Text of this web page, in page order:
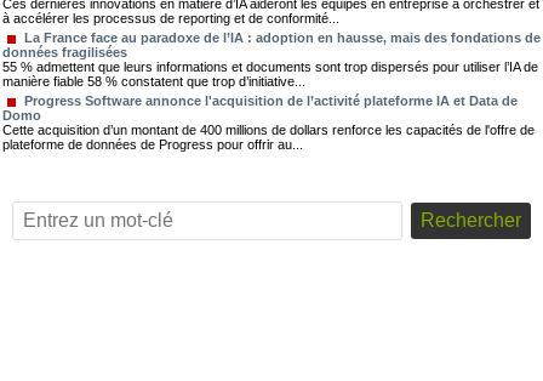
Ces dernières innovations en matière d’IA aideront les équipes en entreprise à orchestrer et
à accélérer les processus de reporting et de conformité...
La France face au paradoxe de l’IA : adoption en hausse, mais des fondations de
données fragilisées
55 % admettent que leurs informations et documents sont trop dispersés pour utiliser l’IA de
manière fiable 58 % constatent que trop d’initiative...
Progress Software annonce l'acquisition de l’activité plateforme IA et Data de
Domo
Cette acquisition d’un montant de 400 millions de dollars renforce les capacités de l'offre de
plateforme de données de Progress pour offrir au...
Rechercher